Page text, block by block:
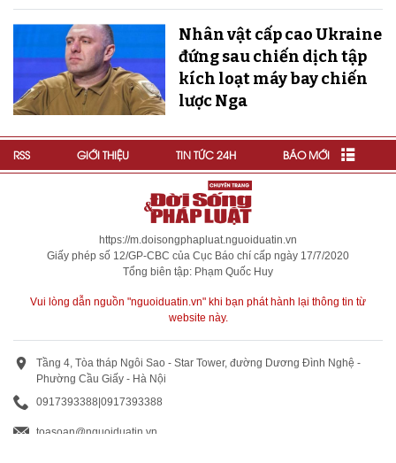
Nhân vật cấp cao Ukraine
đứng sau chiến dịch tập
kích loạt máy bay chiến
lược Nga
RSS GIỚI THIỆU TIN TỨC 24H BÁO MỚI
https://m.doisongphapluat.nguoiduatin.vn
Giấy phép số 12/GP-CBC của Cục Báo chí cấp ngày 17/7/2020
Tổng biên tập: Phạm Quốc Huy
Vui lòng dẫn nguồn "nguoiduatin.vn" khi bạn phát hành lại thông tin từ
website này.
Tầng 4, Tòa tháp Ngôi Sao - Star Tower, đường Dương Đình Nghệ -
Phường Cầu Giấy - Hà Nội
0917393388 0917393388
toasoan@nguoiduatin.vn